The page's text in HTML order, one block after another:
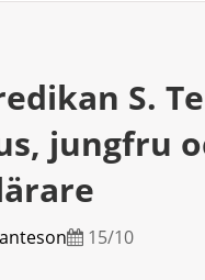
S.
jungfru
15/10